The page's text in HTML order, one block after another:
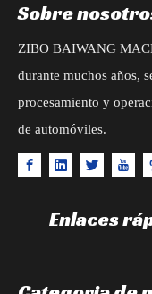
Sobre
ZIBO BAIWANG
durante muchos años,
procesamiento y
de automóviles.
Enlaces